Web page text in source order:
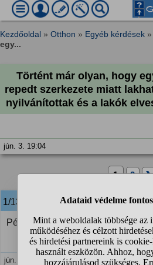
Kezdőoldal » Otthon » Egyéb kérdések »
egy...
Történt már olyan, hogy
repedt szerkezete miatt
nyilvánítottak és a lakók
jún. 3. 19:04
1 2 ❯
1/13 válasza:
Pécsi magasház.
jún. 3. 19:31